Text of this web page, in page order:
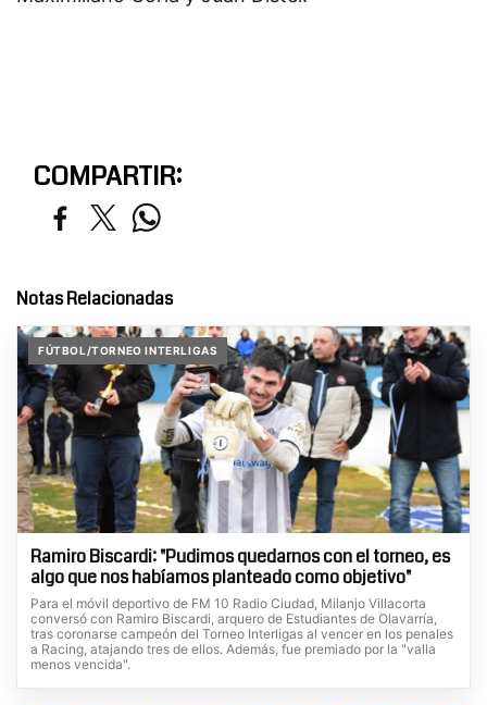
COMPARTIR:
Notas Relacionadas
FÚTBOL/TORNEO INTERLIGAS
Ramiro Biscardi: "Pudimos quedarnos con el torneo, es
algo que nos habíamos planteado como objetivo"
Para el móvil deportivo de FM 10 Radio Ciudad, Milanjo Villacorta
conversó con Ramiro Biscardi, arquero de Estudiantes de Olavarría,
tras coronarse campeón del Torneo Interligas al vencer en los penales
a Racing, atajando tres de ellos. Además, fue premiado por la "valla
menos vencida".